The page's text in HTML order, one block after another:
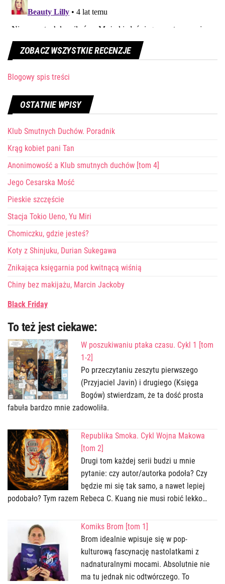
ZOBACZ WSZYSTKIE RECENZJE
Blogowy spis treści
OSTATNIE WPISY
Klub Smutnych Duchów. Poradnik
Krąg kobiet pani Tan
Anonimowość a Klub smutnych duchów [tom 4]
Jego Cesarska Mość
Pieskie szczęście
Stacja Tokio Ueno, Yu Miri
Chomiczku, gdzie jesteś?
Koty z Shinjuku, Durian Sukegawa
Znikająca księgarnia pod kwitnącą wiśnią
Chiny bez makijażu, Marcin Jackoby
Black Friday
To też jest ciekawe:
W poszukiwaniu ptaka czasu. Cykl 1 [tom
1-2]
Po przeczytaniu zeszytu pierwszego
(Przyjaciel Javin) i drugiego (Księga
Bogów) stwierdzam, że ta dość prosta
fabuła bardzo mnie zadowoliła.
Republika Smoka. Cykl Wojna Makowa
[tom 2]
Drugi tom każdej serii budzi u mnie
pytanie: czy autor/autorka podoła? Czy
będzie mi się tak samo, a nawet lepiej
podobało? Tym razem Rebeca C. Kuang nie musi robić lekko…
Komiks Brom [tom 1]
Brom idealnie wpisuje się w pop-
kulturową fascynację nastolatkami z
nadnaturalnymi mocami. Absolutnie nie
ma tu jednak nic odtwórczego. To